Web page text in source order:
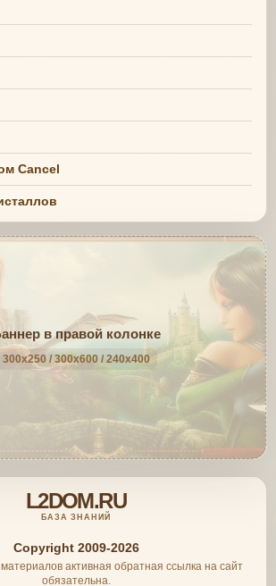
Cancel
в правой колонке
300x250 / 300x600 / 240x400
L2DOM.RU
БАЗА ЗНАНИЙ
Copyright 2009-2026
активная обратная ссылка на сайт
обязательна.